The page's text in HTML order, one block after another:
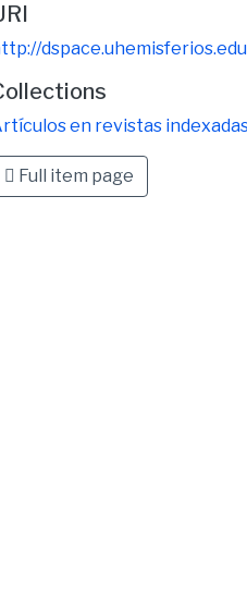
en revistas
Full item page